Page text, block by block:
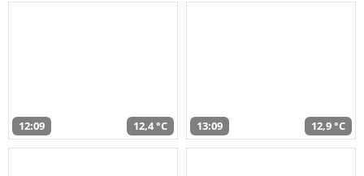
12:09 12,4 °C 13:09 12,9 °C